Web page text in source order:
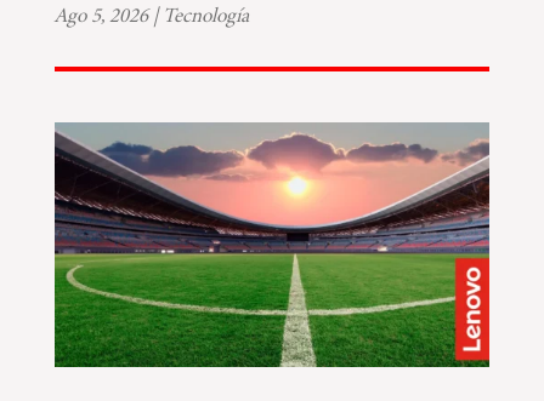
Ago 5, 2026|Tecnología